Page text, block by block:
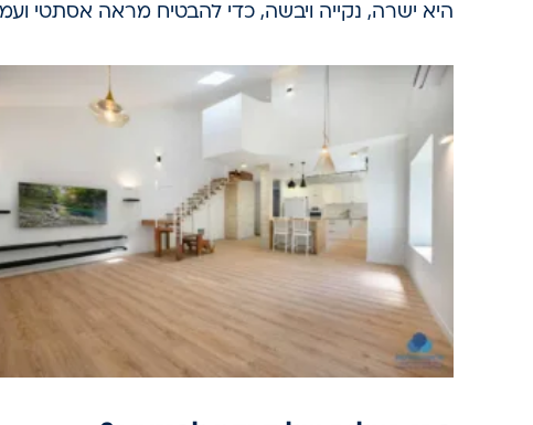
היא ישרה, נקייה ויבשה, כדי להבטיח מראה אסתטי